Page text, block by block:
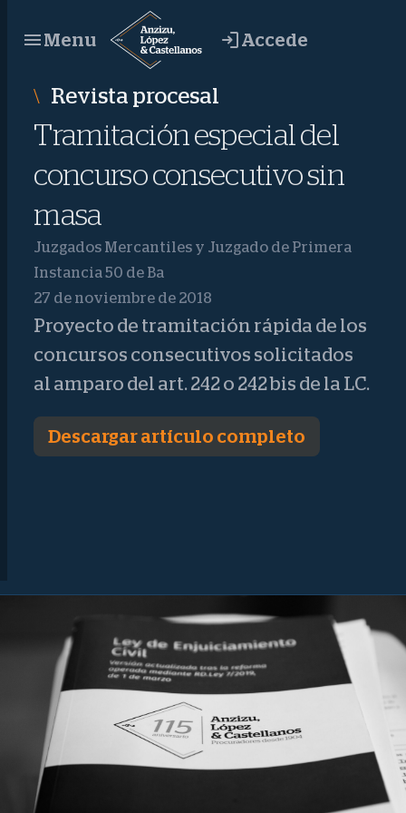
contenido
Menu Accede
Revista procesal
Tramitación especial del
concurso consecutivo sin
masa
Juzgados Mercantiles y Juzgado de Primera
Instancia 50 de Ba
27 de noviembre de 2018
Proyecto de tramitación rápida de los
concursos consecutivos solicitados
al amparo del art. 242 o 242 bis de la LC.
Descargar artículo completo